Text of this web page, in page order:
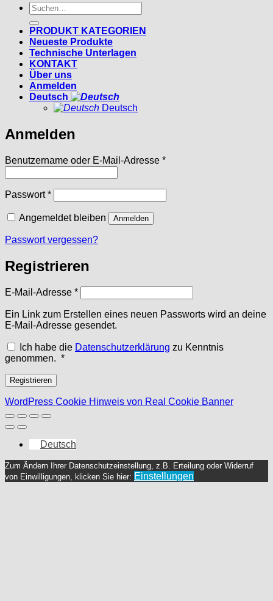
Suchen
nach:
PRODUKT KATEGORIEN
Neueste Produkte
Technische Unterlagen
KONTAKT
Über uns
Anmelden
Deutsch
Deutsch
Anmelden
Benutzername oder E-Mail-Adresse *Erforderlich
Passwort*Erforderlich
Angemeldet bleiben Anmelden
Passwort vergessen?
Registrieren
E-Mail-Adresse *Erforderlich
Ein Link zum Erstellen eines neuen Passworts wird an deine
E-Mail-Adresse gesendet.
Ich habe die Datenschutzerklärung zu Kenntnis
genommen. *Erforderlich
Registrieren
WordPress Cookie Hinweis von Real Cookie Banner
Deutsch
Zum Ändern Ihrer Datenschutzeinstellung, z.B. Erteilung oder Widerruf
von Einwilligungen, klicken Sie hier: Einstellungen